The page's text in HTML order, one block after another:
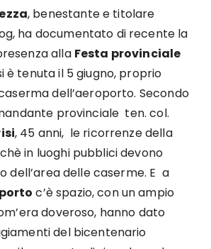
, benestante e titolare
ha documentato di recente la
alla Festa provinciale
è tenuta il 5 giugno, proprio
dell’aeroporto. Secondo
provinciale ten. col.
, 45 anni, le ricorrenze della
in luoghi pubblici devono
dell’area delle caserme. E a
c’è spazio, con un ampio
doveroso, hanno dato
del bicentenario